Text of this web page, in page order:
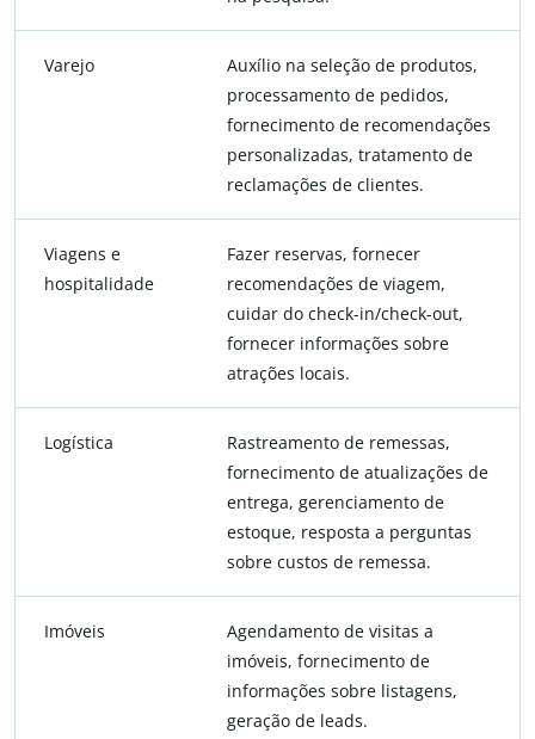
Varejo
Auxílio na seleção de produtos,
processamento de pedidos,
fornecimento de recomendações
personalizadas, tratamento de
reclamações de clientes.
Viagens e
hospitalidade
Fazer reservas, fornecer
recomendações de viagem,
cuidar do check-in/check-out,
fornecer informações sobre
atrações locais.
Logística
Rastreamento de remessas,
fornecimento de atualizações de
entrega, gerenciamento de
estoque, resposta a perguntas
sobre custos de remessa.
Imóveis
Agendamento de visitas a
imóveis, fornecimento de
informações sobre listagens,
geração de leads.